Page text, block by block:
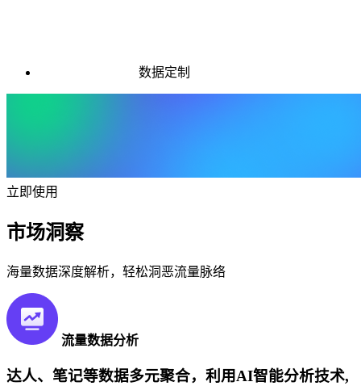
数据定制
立即使用
市场洞察
海量数据深度解析，轻松洞恶流量脉络
流量数据分析
达人、笔记等数据多元聚合，利用AI智能分析技术,